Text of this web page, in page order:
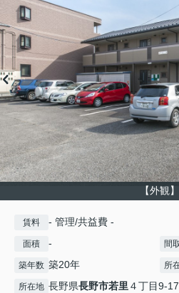
【外観】
賃料 - 管理/共益費 -
面積 - 間
築年数 築20年 所
所在地 長野県長野市若里４丁目9-17